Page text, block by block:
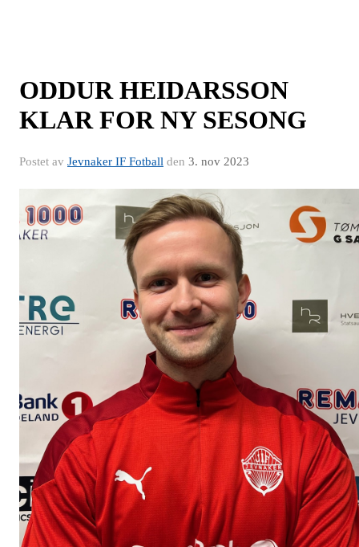
ODDUR HEIDARSSON
KLAR FOR NY SESONG
Postet av Jevnaker IF Fotball den 3. nov 2023